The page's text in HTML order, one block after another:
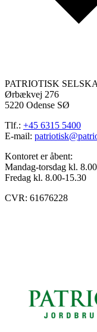
PATRIOTISK
Ørbækvej 276
5220 Odense SØ
Tlf.: +45 6315 5400
E-mail:
Kontoret er åbent:
Mandag-torsdag kl.
Fredag kl. 8.00-15.30
CVR: 61676228